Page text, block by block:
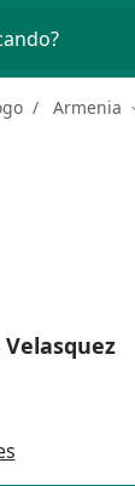
Armenia